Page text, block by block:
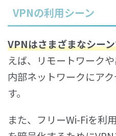
VPNの利用シーン
VPNはさまざまなシー
えば、リモートワーク
内部ネットワークにア
す。
また、フリーWi-Fiを利